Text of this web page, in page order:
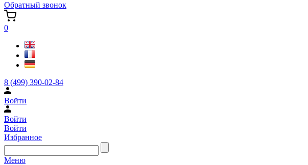
Обратный звонок
0
8 (499) 390-02-84
Войти
Войти
Войти
Избранное
Меню